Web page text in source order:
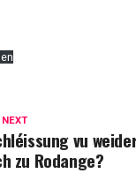
NEXT
vu
zu Rodange?